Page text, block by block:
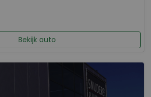
Bekijk auto